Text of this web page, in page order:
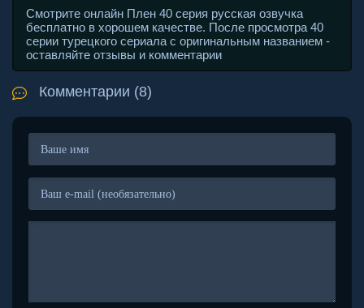
Смотрите онлайн Плен 40 серия русская озвучка
бесплатно в хорошем качестве. После просмотра 40
серии турецкого сериала с оригинальным названием -
оставляйте отзывы и комментарии
Комментарии (8)